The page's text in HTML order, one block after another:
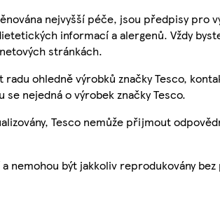
nejvyšší péče, jsou předpisy pro
informací a alergenů. Vždy
stránkách.
ohledně výrobků značky Tesco,
nejedná o výrobek značky Tesco.
Tesco nemůže přijmout
nemohou být jakkoliv reprodukovány